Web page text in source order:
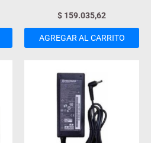
$ 159.035,62
AGREGAR AL CARRITO